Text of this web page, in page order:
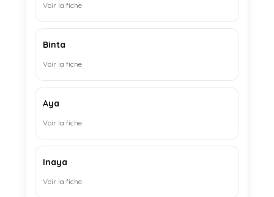
Voir la fiche
Binta
Voir la fiche
Aya
Voir la fiche
Inaya
Voir la fiche